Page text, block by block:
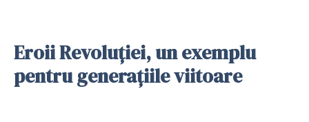
Eroii Revoluției, un exemplu
pentru generațiile viitoare